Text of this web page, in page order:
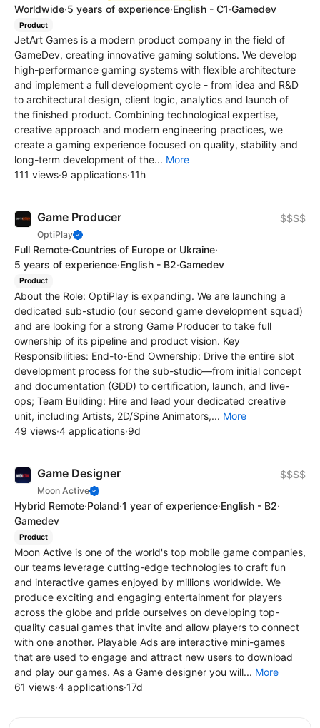
Worldwide·5 years of experience·English - C1·Gamedev
Product
JetArt Games is a modern product company in the field of
GameDev, creating innovative gaming solutions. We develop
high-performance gaming systems with flexible architecture
and implement a full development cycle - from idea and R&D
to architectural design, client logic, analytics and launch of
the finished product. Combining technological expertise,
creative approach and modern engineering practices, we
create a gaming experience focused on quality, stability and
long-term development of the... More
111 views·9 applications·11h
Game Producer
OptiPlay
$$$$
Full Remote·Countries of Europe or Ukraine·
5 years of experience·English - B2·Gamedev
Product
About the Role: OptiPlay is expanding. We are launching a
dedicated sub-studio (our second game development squad)
and are looking for a strong Game Producer to take full
ownership of its pipeline and product vision. Key
Responsibilities: End-to-End Ownership: Drive the entire slot
development process for the sub-studio—from initial concept
and documentation (GDD) to certification, launch, and live-
ops; Team Building: Hire and lead your dedicated creative
unit, including Artists, 2D/Spine Animators,... More
49 views·4 applications·9d
Game Designer
Moon Active
$$$$
Hybrid Remote·Poland·1 year of experience·English - B2·
Gamedev
Product
Moon Active is one of the world's top mobile game companies,
our teams leverage cutting-edge technologies to craft fun
and interactive games enjoyed by millions worldwide. We
produce exciting and engaging entertainment for players
across the globe and pride ourselves on developing top-
quality casual games that invite and allow players to connect
with one another. Playable Ads are interactive mini-games
that are used to engage and attract new users to download
and play our games. As a Game designer you will... More
61 views·4 applications·17d